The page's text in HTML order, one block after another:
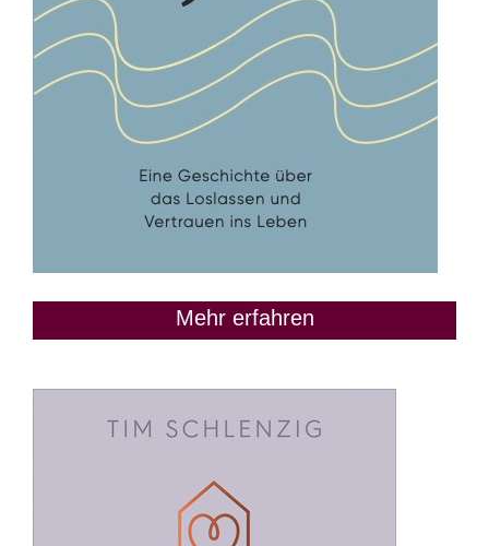
Mehr erfahren